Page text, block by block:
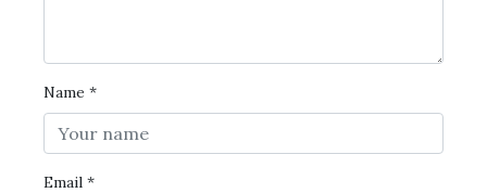
Name *
Email *